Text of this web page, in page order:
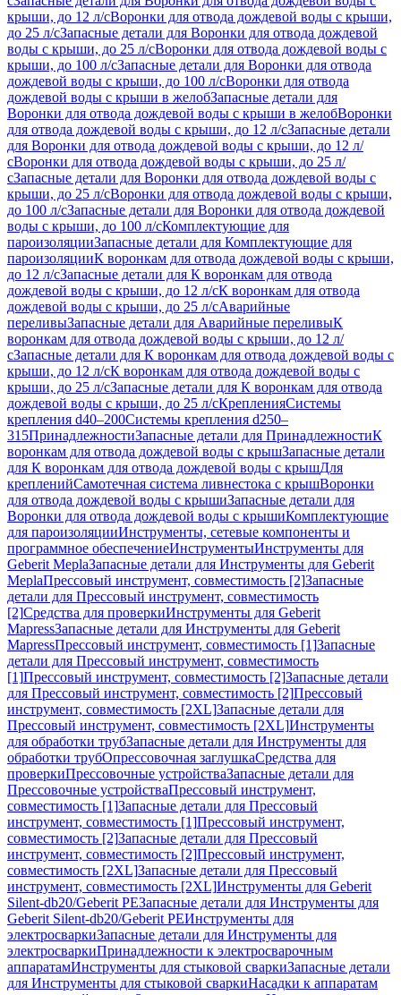
крыши, до 12 л/сВоронки для отвода дождевой воды с крыши,
до 25 л/сЗапасные детали для Воронки для отвода дождевой
воды с крыши, до 25 л/сВоронки для отвода дождевой воды с
крыши, до 100 л/сЗапасные детали для Воронки для отвода
дождевой воды с крыши, до 100 л/сВоронки для отвода
дождевой воды с крыши в желобЗапасные детали для
Воронки для отвода дождевой воды с крыши в желобВоронки
для отвода дождевой воды с крыши, до 12 л/сЗапасные детали
для Воронки для отвода дождевой воды с крыши, до 12 л/
сВоронки для отвода дождевой воды с крыши, до 25 л/
сЗапасные детали для Воронки для отвода дождевой воды с
крыши, до 25 л/сВоронки для отвода дождевой воды с крыши,
до 100 л/сЗапасные детали для Воронки для отвода дождевой
воды с крыши, до 100 л/сКомплектующие для
пароизоляцииЗапасные детали для Комплектующие для
пароизоляцииК воронкам для отвода дождевой воды с крыши,
до 12 л/сЗапасные детали для К воронкам для отвода
дождевой воды с крыши, до 12 л/сК воронкам для отвода
дождевой воды с крыши, до 25 л/сАварийные
переливыЗапасные детали для Аварийные переливыК
воронкам для отвода дождевой воды с крыши, до 12 л/
сЗапасные детали для К воронкам для отвода дождевой воды с
крыши, до 12 л/сК воронкам для отвода дождевой воды с
крыши, до 25 л/сЗапасные детали для К воронкам для отвода
дождевой воды с крыши, до 25 л/сКрепленияСистемы
крепления d40–200Системы крепления d250–
315ПринадлежностиЗапасные детали для ПринадлежностиК
воронкам для отвода дождевой воды с крышЗапасные детали
для К воронкам для отвода дождевой воды с крышДля
крепленийСамотечная система ливнестока с крышВоронки
для отвода дождевой воды с крышиЗапасные детали для
Воронки для отвода дождевой воды с крышиКомплектующие
для пароизоляцииИнструменты, сетевые компоненты и
программное обеспечениеИнструментыИнструменты для
Geberit MeplaЗапасные детали для Инструменты для Geberit
MeplaПрессовый инструмент, совместимость [2]Запасные
детали для Прессовый инструмент, совместимость
[2]Средства для проверкиИнструменты для Geberit
MapressЗапасные детали для Инструменты для Geberit
MapressПрессовый инструмент, совместимость [1]Запасные
детали для Прессовый инструмент, совместимость
[1]Прессовый инструмент, совместимость [2]Запасные детали
для Прессовый инструмент, совместимость [2]Прессовый
инструмент, совместимость [2XL]Запасные детали для
Прессовый инструмент, совместимость [2XL]Инструменты
для обработки трубЗапасные детали для Инструменты для
обработки трубОпрессовочная заглушкаСредства для
проверкиПрессовочные устройстваЗапасные детали для
Прессовочные устройстваПрессовый инструмент,
совместимость [1]Запасные детали для Прессовый
инструмент, совместимость [1]Прессовый инструмент,
совместимость [2]Запасные детали для Прессовый
инструмент, совместимость [2]Прессовый инструмент,
совместимость [2XL]Запасные детали для Прессовый
инструмент, совместимость [2XL]Инструменты для Geberit
Silent-db20/Geberit PEЗапасные детали для Инструменты для
Geberit Silent-db20/Geberit PEИнструменты для
электросваркиЗапасные детали для Инструменты для
электросваркиПринадлежности к электросварочным
аппаратамИнструменты для стыковой сваркиЗапасные детали
для Инструменты для стыковой сваркиНасадки к аппаратам